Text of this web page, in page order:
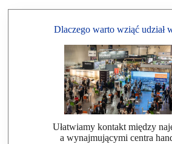
Dlaczego warto wziąć udział
Ułatwiamy kontakt między
a wynajmującymi centra